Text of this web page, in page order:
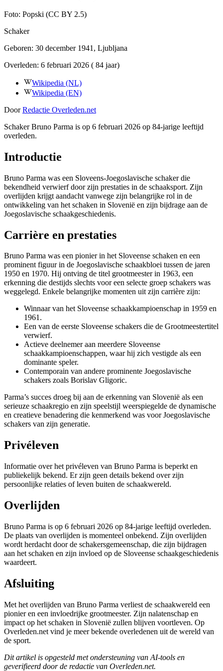
Foto: Popski (CC BY 2.5)
Schaker
Geboren: 30 december 1941 , Ljubljana
Overleden: 6 februari 2026 ( 84 jaar)
Wikipedia (NL)
Wikipedia (EN)
Door Redactie Overleden.net
Schaker Bruno Parma is op 6 februari 2026 op 84-jarige leeftijd
overleden.
Introductie
Bruno Parma was een Sloveens-Joegoslavische schaker die
bekendheid verwierf door zijn prestaties in de schaaksport. Zijn
overlijden krijgt aandacht vanwege zijn belangrijke rol in de
ontwikkeling van het schaken in Slovenië en zijn bijdrage aan de
Joegoslavische schaakgeschiedenis.
Carrière en prestaties
Bruno Parma was een pionier in het Sloveense schaken en een
prominent figuur in de Joegoslavische schaakbloei tussen de jaren
1950 en 1970. Hij ontving de titel grootmeester in 1963, een
erkenning die destijds slechts voor een selecte groep schakers was
weggelegd. Enkele belangrijke momenten uit zijn carrière zijn:
Winnaar van het Sloveense schaakkampioenschap in 1959 en
1961.
Een van de eerste Sloveense schakers die de Grootmeestertitel
verwierf.
Actieve deelnemer aan meerdere Sloveense
schaakkampioenschappen, waar hij zich vestigde als een
dominante speler.
Contemporain van andere prominente Joegoslavische
schakers zoals Borislav Gligoric.
Parma’s succes droeg bij aan de erkenning van Slovenië als een
serieuze schaakregio en zijn speelstijl weerspiegelde de dynamische
en creatieve benadering die kenmerkend was voor Joegoslavische
schakers van zijn generatie.
Privéleven
Informatie over het privéleven van Bruno Parma is beperkt en
publiekelijk bekend. Er zijn geen details bekend over zijn
persoonlijke relaties of leven buiten de schaakwereld.
Overlijden
Bruno Parma is op 6 februari 2026 op 84-jarige leeftijd overleden.
De plaats van overlijden is momenteel onbekend. Zijn overlijden
wordt herdacht door de schakersgemeenschap, die zijn bijdragen
aan het schaken en zijn invloed op de Sloveense schaakgeschiedenis
waardeert.
Afsluiting
Met het overlijden van Bruno Parma verliest de schaakwereld een
pionier en een invloedrijke grootmeester. Zijn nalatenschap en
impact op het schaken in Slovenië zullen blijven voortleven. Op
Overleden.net vind je meer bekende overledenen uit de wereld van
de sport.
Dit artikel is opgesteld met ondersteuning van AI-tools en
geverifieerd door de redactie van Overleden.net.